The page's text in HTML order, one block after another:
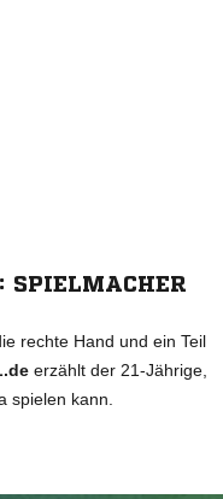
SPIELMACHER
rechte Hand und ein Teil
erzählt der 21-Jährige,
spielen kann.